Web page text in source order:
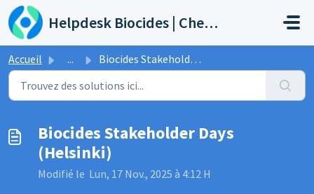
Passer au contenu principal
Helpdesk Biocides | Chemicals | Products
Accueil ... Biocides Stakeholder Days (Helsinki)
Biocides Stakeholder Days
(Helsinki)
Modifié le Lun, 17 Nov., 2025 à 4:12 H